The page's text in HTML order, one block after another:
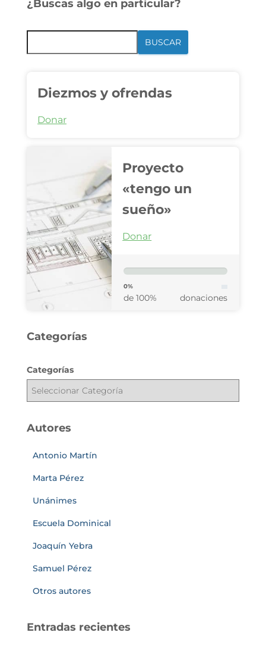
¿Buscas algo en particular?
BUSCAR
Diezmos y ofrendas
Donar
Proyecto
«tengo un
sueño»
Donar
0%
de 100% donaciones
Categorías
Categorías
Autores
Antonio Martín
Marta Pérez
Unánimes
Escuela Dominical
Joaquín Yebra
Samuel Pérez
Otros autores
Entradas recientes